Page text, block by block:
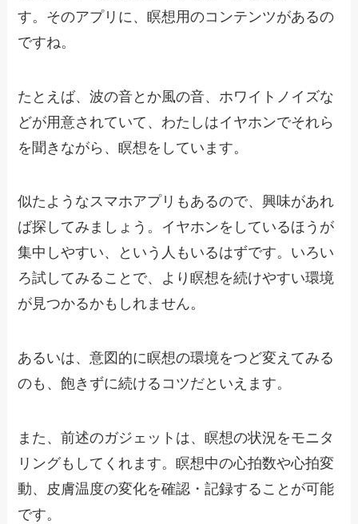
す。そのアプリに、瞑想用のコンテンツがあるの
ですね。
たとえば、波の音とか風の音、ホワイトノイズな
どが用意されていて、わたしはイヤホンでそれら
を聞きながら、瞑想をしています。
似たようなスマホアプリもあるので、興味があれ
ば探してみましょう。イヤホンをしているほうが
集中しやすい、という人もいるはずです。いろい
ろ試してみることで、より瞑想を続けやすい環境
が見つかるかもしれません。
あるいは、意図的に瞑想の環境をつど変えてみる
のも、飽きずに続けるコツだといえます。
また、前述のガジェットは、瞑想の状況をモニタ
リングもしてくれます。瞑想中の心拍数や心拍変
動、皮膚温度の変化を確認・記録することが可能
です。